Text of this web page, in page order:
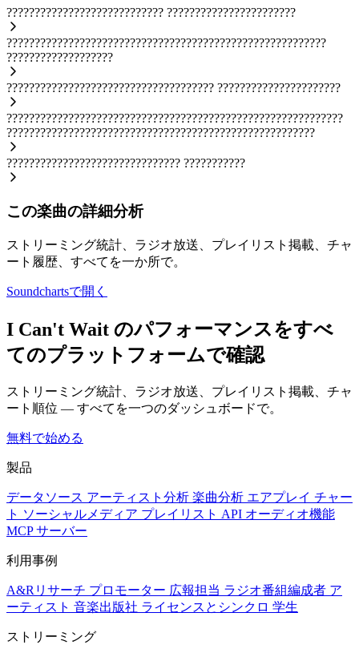
???????????????????????????? ???????????????????????
?????????????????????????????????????????????????????????
???????????????????
????????????????????????????????????? ??????????????????????
????????????????????????????????????????????????????????????
???????????????????????????????????????????????????????
??????????????????????????????? ???????????
この楽曲の詳細分析
ストリーミング統計、ラジオ放送、プレイリスト掲載、チャ
ート履歴、すべてを一か所で。
Soundchartsで開く
I Can't Wait のパフォーマンスをすべ
てのプラットフォームで確認
ストリーミング統計、ラジオ放送、プレイリスト掲載、チャ
ート順位 — すべてを一つのダッシュボードで。
無料で始める
製品
データソース アーティスト分析 楽曲分析 エアプレイ チャー
ト ソーシャルメディア プレイリスト API オーディオ機能
MCP サーバー
利用事例
A&Rリサーチ プロモーター 広報担当 ラジオ番組編成者 ア
ーティスト 音楽出版社 ライセンスとシンクロ 学生
ストリーミング